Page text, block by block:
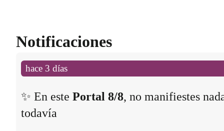
Notificaciones
hace 3 días
✨ En este Portal 8/8, no manifiestes
todavía